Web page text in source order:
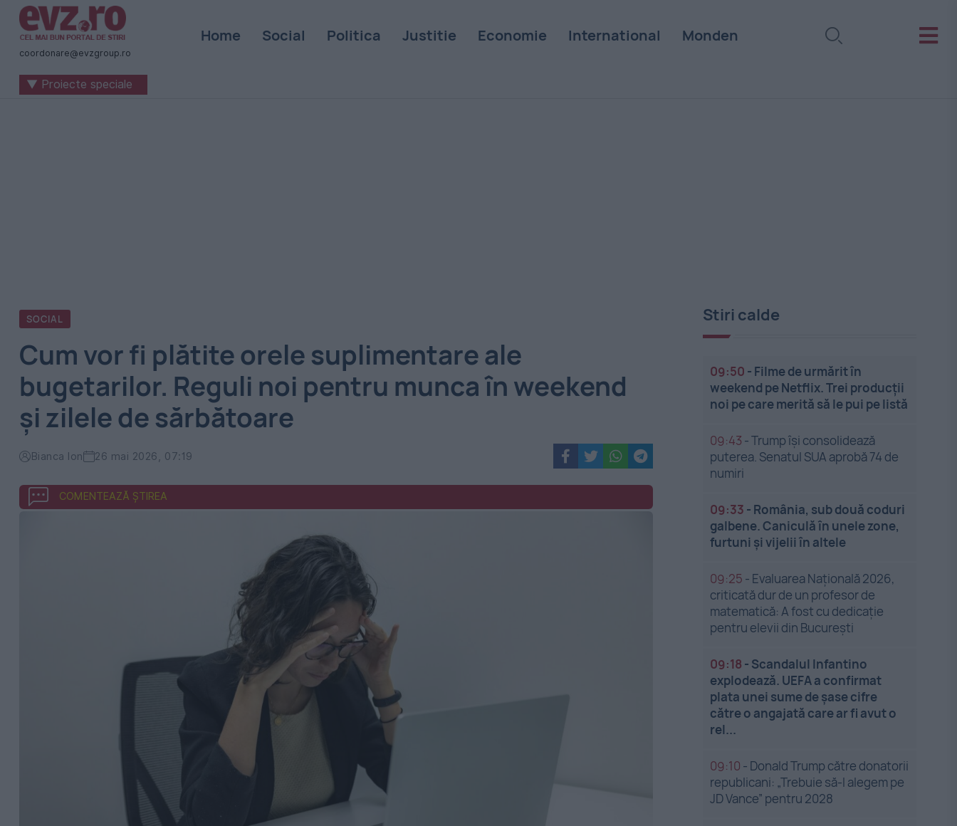
Știri
naționale
internaționale
coordonare@evzgroup.ro
Home Social Politica Justitie Economie International Monden
▼ Proiecte speciale
SOCIAL
Cum vor fi plătite orele suplimentare ale
bugetarilor. Reguli noi pentru munca în weekend
și zilele de sărbătoare
Bianca Ion 26 mai 2026, 07:19
COMENTEAZĂ ȘTIREA
Stiri calde
09:50 - Filme de urmărit în
weekend pe Netflix. Trei producții
noi pe care merită să le pui pe listă
09:43 -Trump își consolidează
puterea. Senatul SUA aprobă 74 de
numiri
09:33 - România, sub două coduri
galbene. Caniculă în unele zone,
furtuni și vijelii în altele
09:25 - Evaluarea Națională 2026,
criticată dur de un profesor de
matematică: A fost cu dedicație
pentru elevii din București
09:18 - Scandalul Infantino
explodează. UEFA a confirmat
plata unei sume de șase cifre
către o angajată care ar fi avut o
rel...
09:10 - Donald Trump către donatorii
republicani: „Trebuie să-l alegem pe
JD Vance” pentru 2028